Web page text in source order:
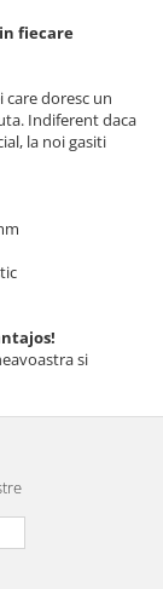
fiecare
care doresc un
Indiferent daca
la noi gasiti
si